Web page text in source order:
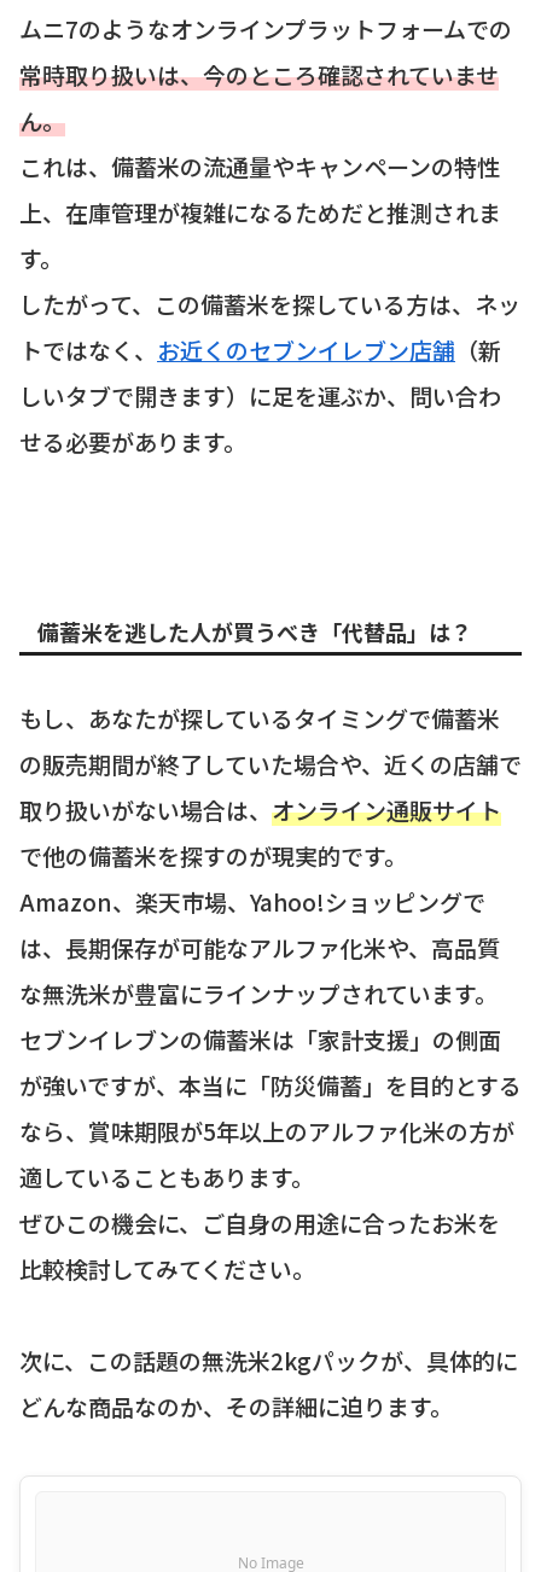
ムニ7のようなオンラインプラットフォームでの
常時取り扱いは、今のところ確認されていませ
ん。
これは、備蓄米の流通量やキャンペーンの特性
上、在庫管理が複雑になるためだと推測されま
す。
したがって、この備蓄米を探している方は、ネッ
トではなく、 お近くのセブンイレブン店舗 （新
しいタブで開きます）に足を運ぶか、問い合わ
せる必要があります。
備蓄米を逃した人が買うべき「代替品」は？
もし、あなたが探しているタイミングで備蓄米
の販売期間が終了していた場合や、近くの店舗で
取り扱いがない場合は、 オンライン通販サイト
で他の備蓄米を探すのが現実的です。
Amazon、楽天市場、Yahoo!ショッピングで
は、長期保存が可能なアルファ化米や、高品質
な無洗米が豊富にラインナップされています。
セブンイレブンの備蓄米は「家計支援」の側面
が強いですが、本当に「防災備蓄」を目的とする
なら、賞味期限が5年以上のアルファ化米の方が
適していることもあります。
ぜひこの機会に、ご自身の用途に合ったお米を
比較検討してみてください。
次に、この話題の無洗米2kgパックが、具体的に
どんな商品なのか、その詳細に迫ります。
No Image